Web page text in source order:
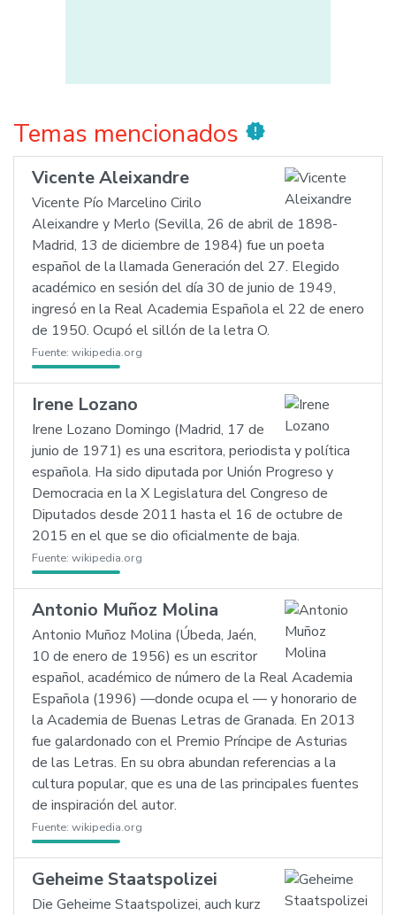
Temas mencionados new_releases
Vicente Aleixandre
Vicente Pío Marcelino Cirilo
Aleixandre y Merlo (Sevilla, 26 de abril de 1898-
Madrid, 13 de diciembre de 1984) fue un poeta
español de la llamada Generación del 27. Elegido
académico en sesión del día 30 de junio de 1949,
ingresó en la Real Academia Española el 22 de enero
de 1950. Ocupó el sillón de la letra O.
Fuente: wikipedia.org
Irene Lozano
Irene Lozano Domingo (Madrid, 17 de
junio de 1971) es una escritora, periodista y política
española. Ha sido diputada por Unión Progreso y
Democracia en la X Legislatura del Congreso de
Diputados desde 2011 hasta el 16 de octubre de
2015 en el que se dio oficialmente de baja.
Fuente: wikipedia.org
Antonio Muñoz Molina
Antonio Muñoz Molina (Úbeda, Jaén,
10 de enero de 1956) es un escritor
español, académico de número de la Real Academia
Española (1996) —donde ocupa el — y honorario de
la Academia de Buenas Letras de Granada. En 2013
fue galardonado con el Premio Príncipe de Asturias
de las Letras. En su obra abundan referencias a la
cultura popular, que es una de las principales fuentes
de inspiración del autor.
Fuente: wikipedia.org
Geheime Staatspolizei
Die Geheime Staatspolizei, auch kurz